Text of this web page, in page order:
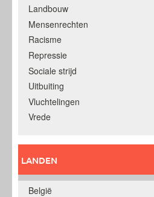
Landbouw
Mensenrechten
Racisme
Repressie
Sociale strijd
Uitbuiting
Vluchtelingen
Vrede
LANDEN
België